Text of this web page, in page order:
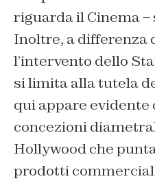
riguarda il Cinema –
Inoltre, a differenza
l’intervento dello
si limita alla tutela
qui appare evidente
concezioni
Hollywood che
prodotti